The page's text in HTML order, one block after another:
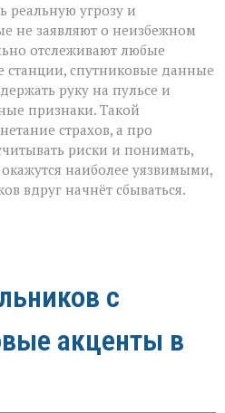
реальную угрозу и
не заявляют о неизбежном
отслеживают любые
станции, спутниковые данные
руку на пульсе и
признаки. Такой
страхов, а про
риски и понимать,
наиболее уязвимыми,
вдруг начнёт сбываться.
с
акценты в